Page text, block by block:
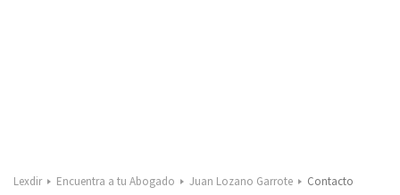
Lexdir Encuentra a tu Abogado Juan Lozano Garrote Contacto